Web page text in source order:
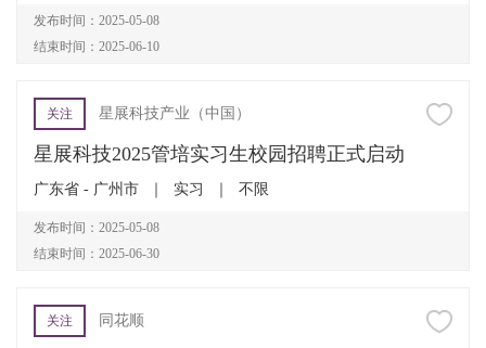
发布时间：2025-05-08
结束时间：2025-06-10
关注 星展科技产业（中国）
星展科技2025管培实习生校园招聘正式启动
广东省 - 广州市 实习 不限
发布时间：2025-05-08
结束时间：2025-06-30
关注 同花顺